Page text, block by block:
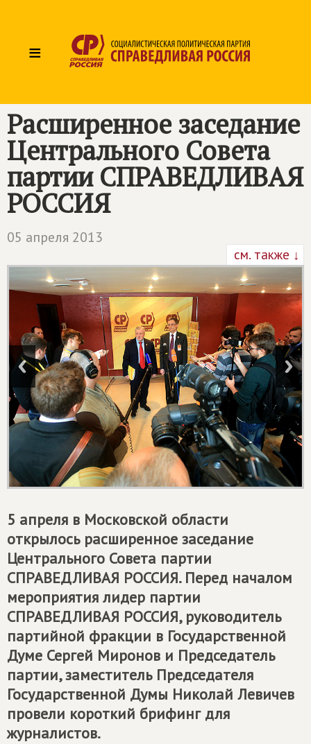
≡
Расширенное заседание
Центрального Совета
партии СПРАВЕДЛИВАЯ
РОССИЯ
05 апреля 2013
см. также ↓
5 апреля в Московской области
открылось расширенное заседание
Центрального Совета партии
СПРАВЕДЛИВАЯ РОССИЯ. Перед началом
мероприятия лидер партии
СПРАВЕДЛИВАЯ РОССИЯ, руководитель
партийной фракции в Государственной
Думе Сергей Миронов и Председатель
партии, заместитель Председателя
Государственной Думы Николай Левичев
провели короткий брифинг для
журналистов.